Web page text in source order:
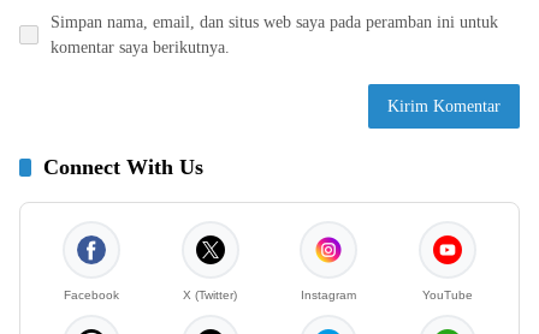
Simpan nama, email, dan situs web saya pada peramban ini untuk
komentar saya berikutnya.
Connect With Us
Facebook X (Twitter) Instagram YouTube